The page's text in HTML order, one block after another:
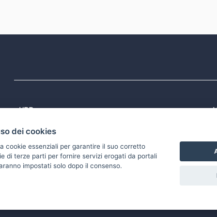
URP
Email:quiregione@regione.puglia.it
Rubrica
dei cookies
cookie essenziali per garantire il suo corretto
di terze parti per fornire servizi erogati da portali
impostati solo dopo il consenso.